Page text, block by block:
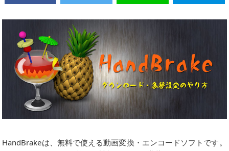
HandBrakeは、無料で使える動画変換・エンコードソフトです。